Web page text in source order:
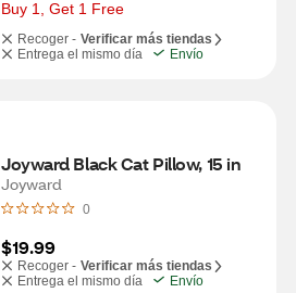
Buy 1, Get 1 Free
Recoger - Verificar más tiendas
Entrega el mismo día
Envío
Joyward Black Cat Pillow, 15 in
Joyward
0
$19.99
Recoger - Verificar más tiendas
Entrega el mismo día
Envío